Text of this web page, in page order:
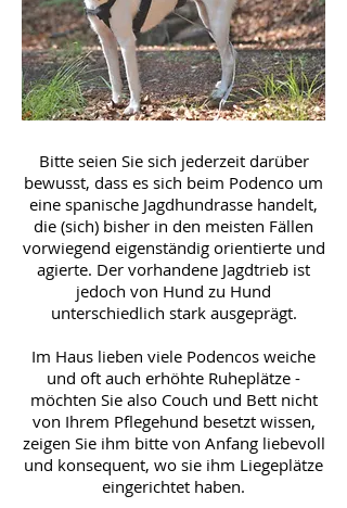
Bitte seien Sie sich jederzeit darüber
bewusst, dass es sich beim Podenco um
eine spanische Jagdhundrasse handelt,
die (sich) bisher in den meisten Fällen
vorwiegend eigenständig orientierte und
agierte. Der vorhandene Jagdtrieb ist
jedoch von Hund zu Hund
unterschiedlich stark ausgeprägt.
Im Haus lieben viele Podencos weiche
und oft auch erhöhte Ruheplätze -
möchten Sie also Couch und Bett nicht
von Ihrem Pflegehund besetzt wissen,
zeigen Sie ihm bitte von Anfang liebevoll
und konsequent, wo sie ihm Liegeplätze
eingerichtet haben.